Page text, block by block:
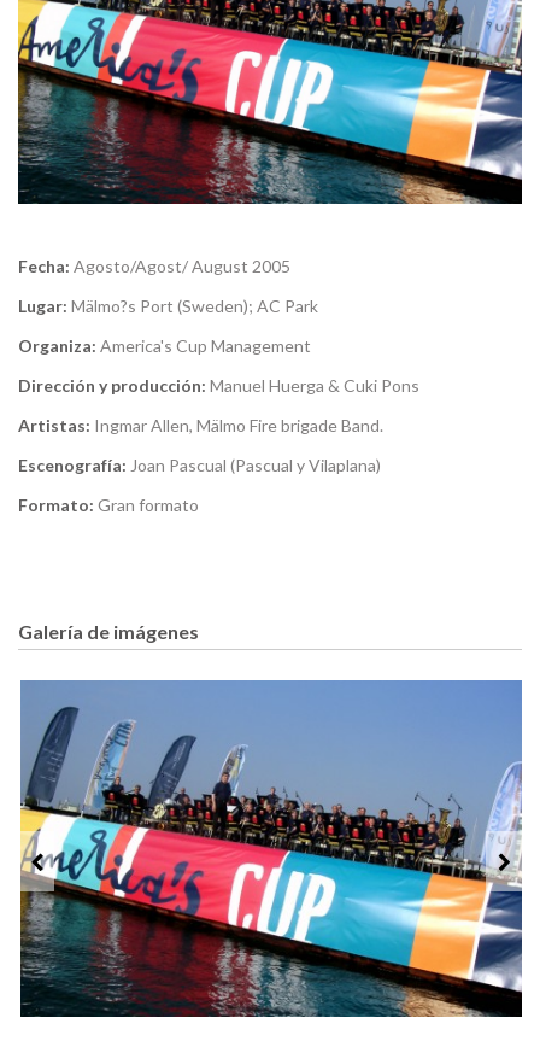
Fecha: Agosto/Agost/ August 2005
Lugar: Mälmo?s Port (Sweden); AC Park
Organiza: America's Cup Management
Dirección y producción: Manuel Huerga & Cuki Pons
Artistas: Ingmar Allen, Mälmo Fire brigade Band.
Escenografía: Joan Pascual (Pascual y Vilaplana)
Formato: Gran formato
Galería de imágenes